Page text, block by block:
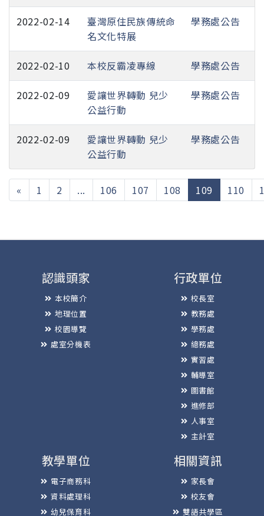
2022-02-14
臺灣原住民族傳統命
名文化特展
學務處公告
2022-02-10 本校反霸凌專線 學務處公告
2022-02-09
愛讓世界轉動 兒少
公益行動
學務處公告
2022-02-09
愛讓世界轉動 兒少
公益行動
學務處公告
« 1 2 ... 106 107 108 109 (current)
110
認識頭家
本校簡介
地理位置
校園導覽
處室分機表
行政單位
校長室
教務處
學務處
總務處
實習處
輔導室
圖書館
進修部
人事室
主計室
教學單位
電子商務科
資料處理科
幼兒保育科
相關資訊
家長會
校友會
雙語共學區